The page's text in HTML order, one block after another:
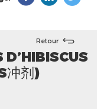
Retour
冲剂)